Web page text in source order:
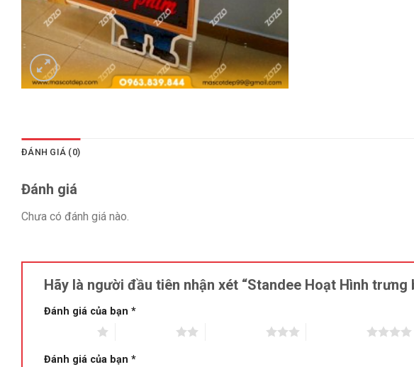
ĐÁNH GIÁ (0)
Đánh giá
Chưa có đánh giá nào.
Hãy là người đầu tiên nhận xét “Standee Hoạt Hình trưng
Đánh giá của bạn *
Đánh giá của bạn *